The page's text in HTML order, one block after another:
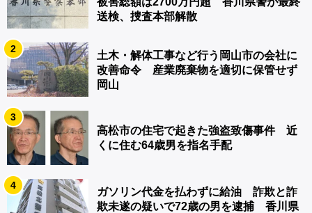
送検、捜査本部解散
2
土木・解体工事など行う岡山市の会社に
改善命令 産業廃棄物を適切に保管せず
岡山
3
高松市の住宅で起きた強盗致傷事件 近
くに住む64歳男を指名手配
4
ガソリン代金を払わずに給油 詐欺と詐
欺未遂の疑いで72歳の男を逮捕 香川県